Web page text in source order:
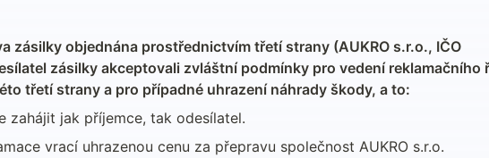
zásilky objednána prostřednictvím třetí strany (AUKRO s.r.o., IČO
zásilky akceptovali zvláštní podmínky pro vedení reklamačního
třetí strany a pro případné uhrazení náhrady škody, a to:
zahájit jak příjemce, tak odesílatel.
vrací uhrazenou cenu za přepravu společnost AUKRO s.r.o.